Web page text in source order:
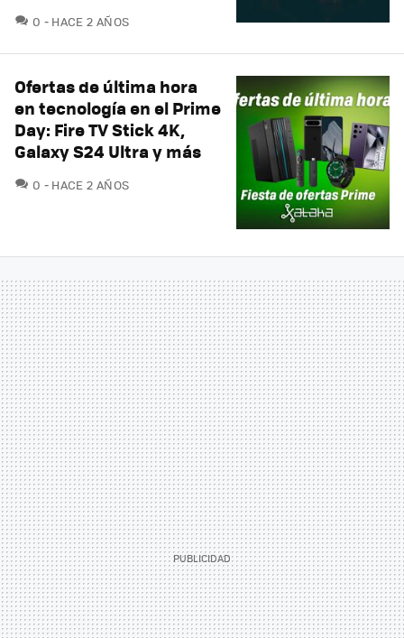
0 COMENTARIOS
HACE 2 AÑOS
Ofertas de última hora
en tecnología en el Prime
Day: Fire TV Stick 4K,
Galaxy S24 Ultra y más
0 COMENTARIOS
HACE 2 AÑOS